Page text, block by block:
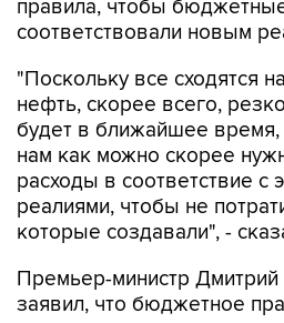
"Поскольку все сходятся
будет в ближайшее время,
нам как можно скорее
расходы в соответствие с
реалиями, чтобы не
которые создавали", -
Премьер-министр Дмитрий
скорректировано